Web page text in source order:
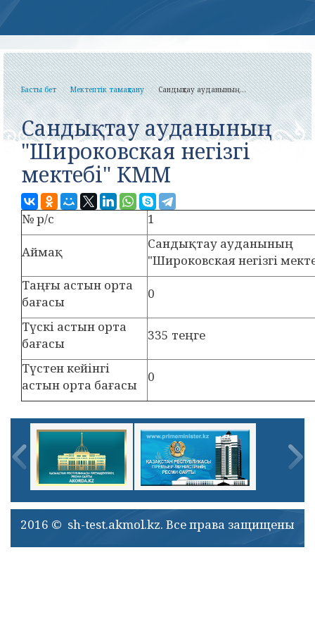
Басты бет Мектептік тамақтану Сандықтау ауданының...
Сандықтау ауданының
"Широковская негізгі
мектебі" КММ
​№ р/с 1
Аймақ
Сандықтау ауданының
"Широковская негізгі
Таңғы астын орта
бағасы
0
Түскі астын орта
бағасы
335 теңге
Түстен кейінгі
астын орта бағасы
0
2016 © sh-test.akmol.kz. Все права защищены